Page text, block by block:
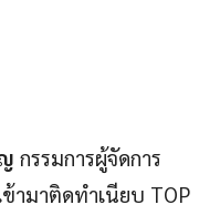
กรรมการผู้จัดการ
ข้ามาติดทำเนียบ TOP